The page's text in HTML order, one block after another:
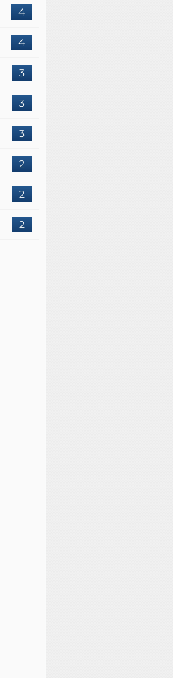
4
4
3
3
3
2
2
2